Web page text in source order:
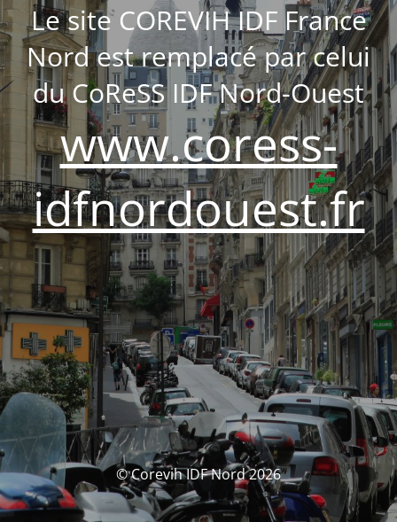
Le site COREVIH IDF France
Nord est remplacé par celui
du CoReSS IDF Nord-Ouest
www.coress-
idfnordouest.fr
© Corevih IDF Nord 2026